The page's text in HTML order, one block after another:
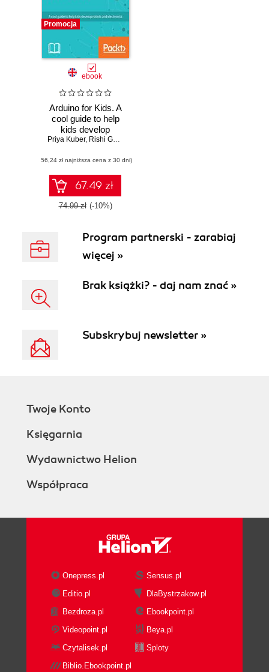
Promocja
ebook
Arduino for Kids. A
cool guide to help
kids develop
robots and
Priya Kuber, Rishi Gaurav Bhatnagar
(56,24 zł najniższa cena z 30 dni)
67.49 zł
74.99 zł (-10%)
Program partnerski - zarabiaj
więcej »
Brak książki? - daj nam znać »
Subskrybuj newsletter »
Twoje Konto
Księgarnia
Wydawnictwo Helion
Współpraca
Onepress.pl
Sensus.pl
Editio.pl
DlaBystrzakow.pl
Bezdroza.pl
Ebookpoint.pl
Videopoint.pl
Beya.pl
Czytalisek.pl
Sploty
Biblio.Ebookpoint.pl